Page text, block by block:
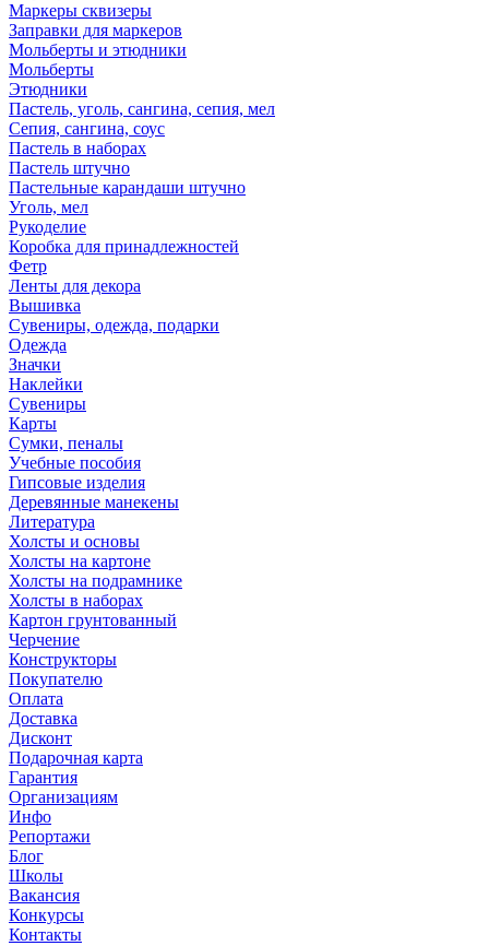
Маркеры сквизеры
Заправки для маркеров
Мольберты и этюдники
Мольберты
Этюдники
Пастель, уголь, сангина, сепия, мел
Сепия, сангина, соус
Пастель в наборах
Пастель штучно
Пастельные карандаши штучно
Уголь, мел
Рукоделие
Коробка для принадлежностей
Фетр
Ленты для декора
Вышивка
Сувениры, одежда, подарки
Одежда
Значки
Наклейки
Сувениры
Карты
Сумки, пеналы
Учебные пособия
Гипсовые изделия
Деревянные манекены
Литература
Холсты и основы
Холсты на картоне
Холсты на подрамнике
Холсты в наборах
Картон грунтованный
Черчение
Конструкторы
Покупателю
Оплата
Доставка
Дисконт
Подарочная карта
Гарантия
Организациям
Инфо
Репортажи
Блог
Школы
Вакансия
Конкурсы
Контакты